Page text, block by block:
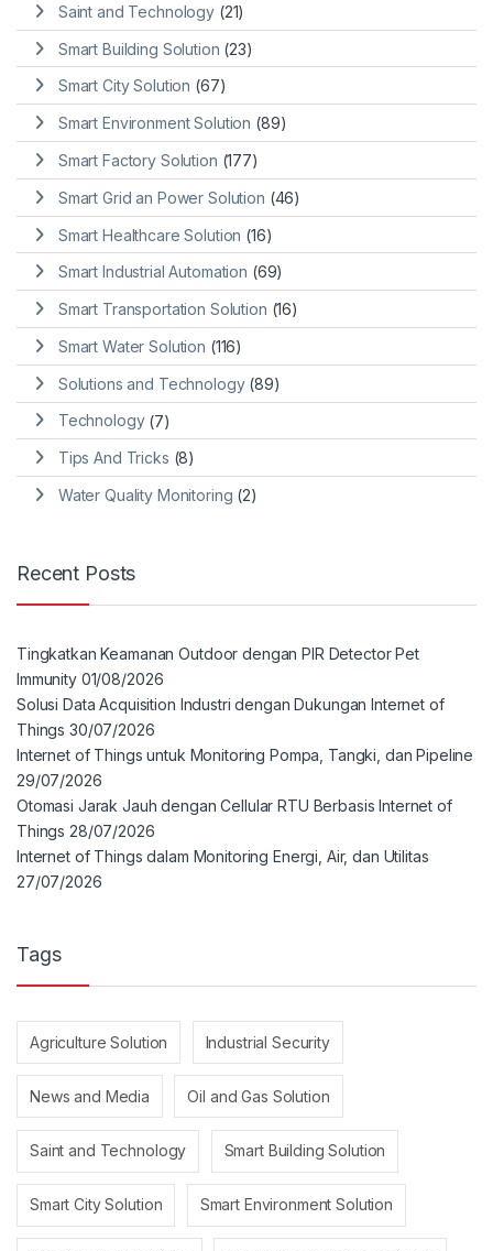
Saint and Technology (21)
Smart Building Solution (23)
Smart City Solution (67)
Smart Environment Solution (89)
Smart Factory Solution (177)
Smart Grid an Power Solution (46)
Smart Healthcare Solution (16)
Smart Industrial Automation (69)
Smart Transportation Solution (16)
Smart Water Solution (116)
Solutions and Technology(89)
Technology(7)
Tips And Tricks (8)
Water Quality Monitoring (2)
Recent Posts
Tingkatkan Keamanan Outdoor dengan PIR Detector Pet
Immunity 01/08/2026
Solusi Data Acquisition Industri dengan Dukungan Internet of
Things 30/07/2026
Internet of Things untuk Monitoring Pompa, Tangki, dan Pipeline
29/07/2026
Otomasi Jarak Jauh dengan Cellular RTU Berbasis Internet of
Things 28/07/2026
Internet of Things dalam Monitoring Energi, Air, dan Utilitas
27/07/2026
Tags
Agriculture Solution Industrial Security
News and Media Oil and Gas Solution
Saint and Technology Smart Building Solution
Smart City Solution Smart Environment Solution